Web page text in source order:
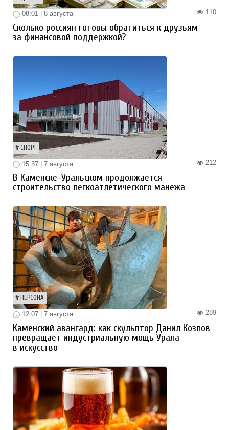
110
08:01 | 8 августа
Сколько россиян готовы обратиться к друзьям
за финансовой поддержкой?
СПОРТ
212
15:37 | 7 августа
В Каменске-Уральском продолжается
строительство легкоатлетического манежа
ПЕРСОНА
289
12:07 | 7 августа
Каменский авангард: как скульптор Данил Козлов
превращает индустриальную мощь Урала
в искусство